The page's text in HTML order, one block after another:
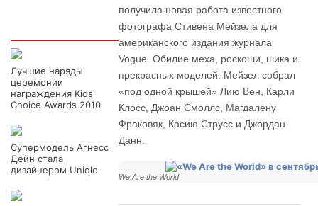
Лучшие наряды
церемонии
награждения Kids
Choice Awards 2010
Супермодель Агнесс
Дейн стала
дизайнером Uniqlo
получила новая работа известного
фотографа Стивена Мейзела для
американского издания журнала
Vogue. Обилие меха, роскоши, шика и
прекрасных моделей: Мейзел собрал
«под одной крышей» Лию Вен, Карли
Клосс, Джоан Смоллс, Магдалену
Фраковяк, Касию Струсс и Джордан
Данн.
We Are the World